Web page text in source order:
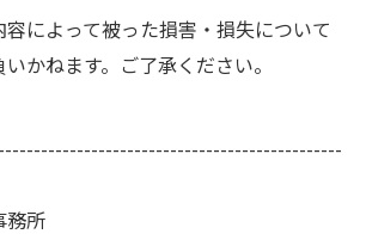
によって被った損害・損失について
かねます。ご了承ください。
務所